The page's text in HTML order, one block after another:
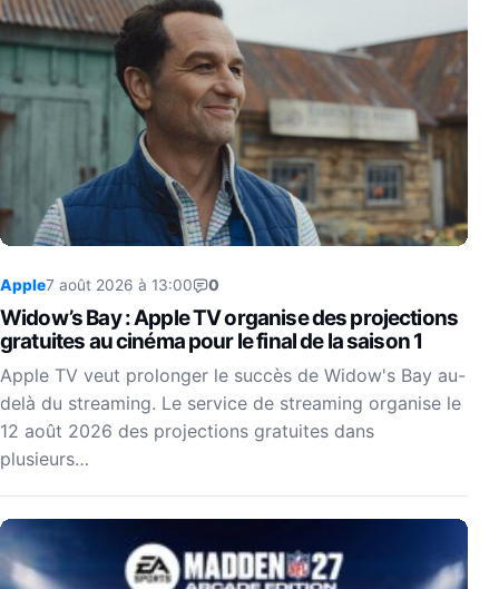
Apple7 août 2026 à 13:00 0
Widow’s Bay : Apple TV organise des projections
gratuites au cinéma pour le final de la saison 1
Apple TV veut prolonger le succès de Widow's Bay au-
delà du streaming. Le service de streaming organise le
12 août 2026 des projections gratuites dans
plusieurs…